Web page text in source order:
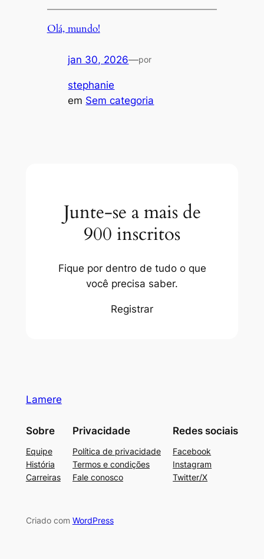
Olá, mundo!
jan 30, 2026—por
stephanie
em Sem categoria
Junte-se a mais de
900 inscritos
Fique por dentro de tudo o que
você precisa saber.
Registrar
Lamere
Sobre
Equipe
História
Carreiras
Privacidade
Política de privacidade
Termos e condições
Fale conosco
Redes sociais
Facebook
Instagram
Twitter/X
Criado com WordPress